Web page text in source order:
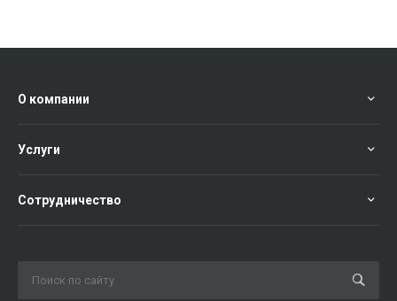
О компании
Услуги
Сотрудничество